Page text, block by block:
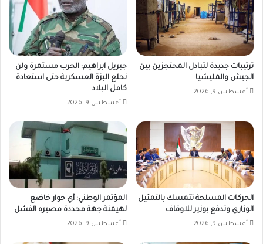
ترتيبات جديدة لتبادل المحتجزين بين
الجيش والمليشيا
أغسطس 9, 2026
جبريل ابراهيم: الحرب مستمرة ولن
نحلع البزة العسكرية حتى استعادة
كامل البلاد
أغسطس 9, 2026
الحركات المسلحة تتمسك بالتمثيل
الوزاري وتدفع بوزير للاوقاف
أغسطس 9, 2026
المؤتمر الوطني: أي حوار خاضع
لهيمنة جهة محددة مصيره الفشل
أغسطس 9, 2026